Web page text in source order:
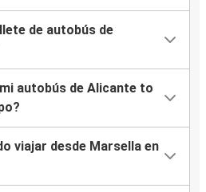
de autobús de
autobús de Alicante to
viajar desde Marsella en